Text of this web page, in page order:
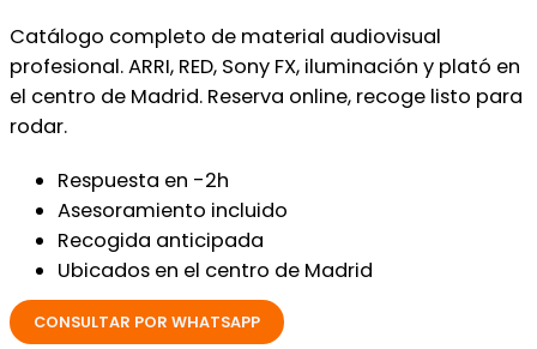
Catálogo completo de material audiovisual
profesional. ARRI, RED, Sony FX, iluminación y plató en
el centro de Madrid. Reserva online, recoge listo para
rodar.
Respuesta en -2h
Asesoramiento incluido
Recogida anticipada
Ubicados en el centro de Madrid
CONSULTAR POR WHATSAPP